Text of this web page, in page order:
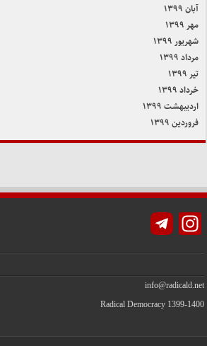
آبان ۱۳۹۹
مهر ۱۳۹۹
شهریور ۱۳۹۹
مرداد ۱۳۹۹
تیر ۱۳۹۹
خرداد ۱۳۹۹
اردیبهشت ۱۳۹۹
فروردین ۱۳۹۹
Instagram
info@radicald.net
Radical Democracy 1399-1400